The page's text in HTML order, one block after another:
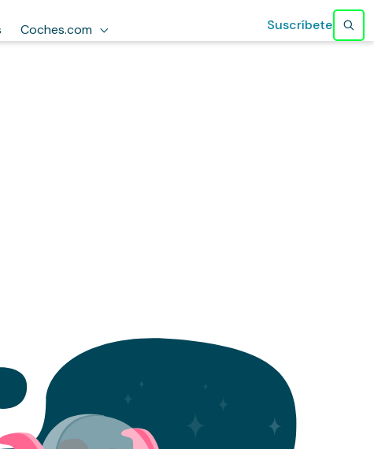
Coches.com Suscríbete